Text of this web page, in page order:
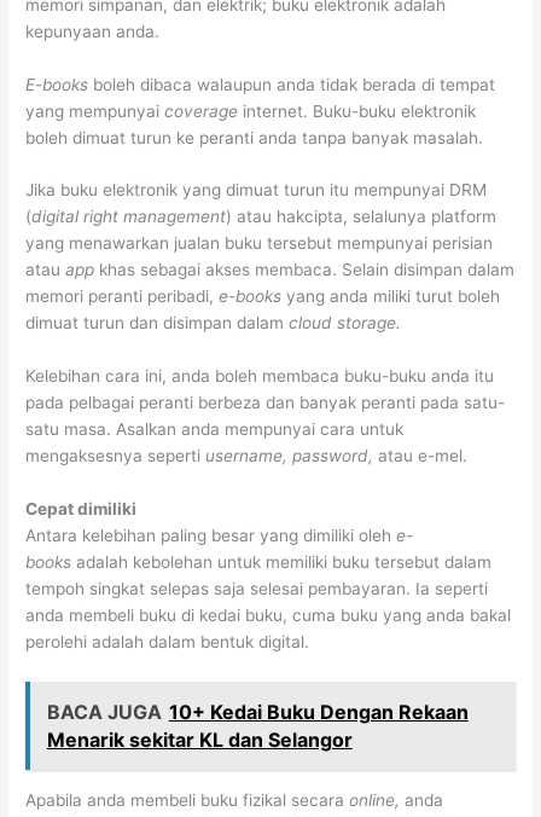
memori simpanan, dan elektrik; buku elektronik adalah
kepunyaan anda.
E-books boleh dibaca walaupun anda tidak berada di tempat
yang mempunyaicoverage internet. Buku-buku elektronik
boleh dimuat turun ke peranti anda tanpa banyak masalah.
Jika buku elektronik yang dimuat turun itu mempunyai DRM
(digital right management) atau hakcipta, selalunya platform
yang menawarkan jualan buku tersebut mempunyai perisian
atauapp khas sebagai akses membaca. Selain disimpan dalam
memori peranti peribadi, ­e-booksyang anda miliki turut boleh
dimuat turun dan disimpan dalamcloud storage.
Kelebihan cara ini, anda boleh membaca buku-buku anda itu
pada pelbagai peranti berbeza dan banyak peranti pada satu-
satu masa. Asalkan anda mempunyai cara untuk
mengaksesnya seperti username, password,atau e-mel.
Cepat dimiliki
Antara kelebihan paling besar yang dimiliki olehe-
booksadalah kebolehan untuk memiliki buku tersebut dalam
tempoh singkat selepas saja selesai pembayaran. Ia seperti
anda membeli buku di kedai buku, cuma buku yang anda bakal
perolehi adalah dalam bentuk digital.
BACA JUGA 10+ Kedai Buku Dengan Rekaan
Menarik sekitar KL dan Selangor
Apabila anda membeli buku fizikal secaraonline,anda